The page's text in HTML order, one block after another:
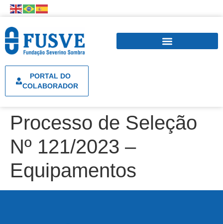
PORTAL DO
COLABORADOR
Processo de Seleção
Nº 121/2023 –
Equipamentos